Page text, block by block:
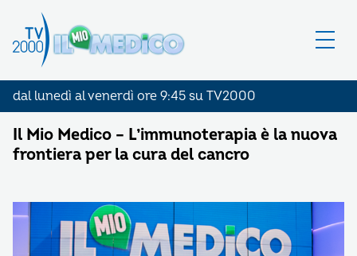
dal lunedì al venerdì ore 9:45 su TV2000
Il Mio Medico – L’immunoterapia è la nuova
frontiera per la cura del cancro